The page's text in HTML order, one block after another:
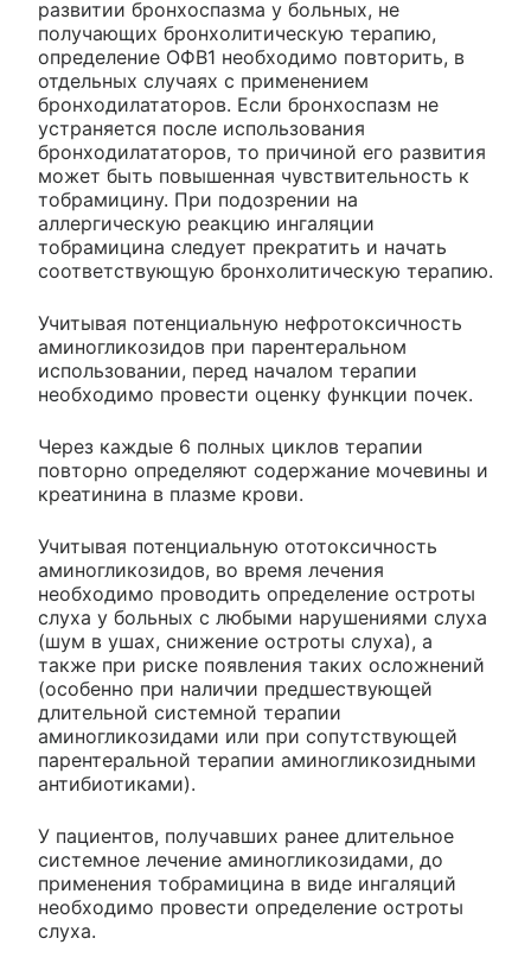
развитии бронхоспазма у больных, не
получающих бронхолитическую терапию,
определение ОФВ1 необходимо повторить, в
отдельных случаях с применением
бронходилататоров. Если бронхоспазм не
устраняется после использования
бронходилататоров, то причиной его развития
может быть повышенная чувствительность к
тобрамицину. При подозрении на
аллергическую реакцию ингаляции
тобрамицина следует прекратить и начать
соответствующую бронхолитическую терапию.
Учитывая потенциальную нефротоксичность
аминогликозидов при парентеральном
использовании, перед началом терапии
необходимо провести оценку функции почек.
Через каждые 6 полных циклов терапии
повторно определяют содержание мочевины и
креатинина в плазме крови.
Учитывая потенциальную ототоксичность
аминогликозидов, во время лечения
необходимо проводить определение остроты
слуха у больных с любыми нарушениями слуха
(шум в ушах, снижение остроты слуха), а
также при риске появления таких осложнений
(особенно при наличии предшествующей
длительной системной терапии
аминогликозидами или при сопутствующей
парентеральной терапии аминогликозидными
антибиотиками).
У пациентов, получавших ранее длительное
системное лечение аминогликозидами, до
применения тобрамицина в виде ингаляций
необходимо провести определение остроты
слуха.